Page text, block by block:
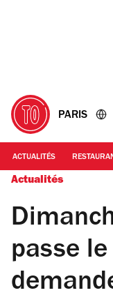
PARIS
ACTUALITÉS
Actualités
passe